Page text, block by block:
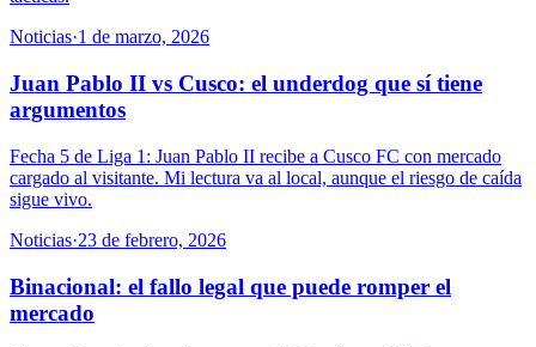
Noticias·1 de marzo, 2026
Juan Pablo II vs Cusco: el underdog que sí tiene
argumentos
Fecha 5 de Liga 1: Juan Pablo II recibe a Cusco FC con mercado
cargado al visitante. Mi lectura va al local, aunque el riesgo de caída
sigue vivo.
Noticias·23 de febrero, 2026
Binacional: el fallo legal que puede romper el
mercado